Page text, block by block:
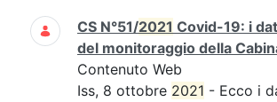
CS N°51/2021 Covid-19: i
del monitoraggio della
Contenuto Web
Iss, 8 ottobre 2021 - Ecco i